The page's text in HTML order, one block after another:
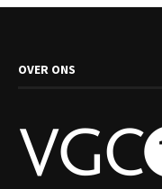
OVER ONS